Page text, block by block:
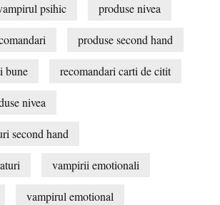
psihic produse nivea
produse second hand
bune recomandari carti de citit
nivea
second hand
vampirii emotionali
vampirul emotional